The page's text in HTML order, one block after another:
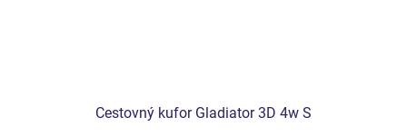
Cestovný kufor Gladiator 3D 4w S